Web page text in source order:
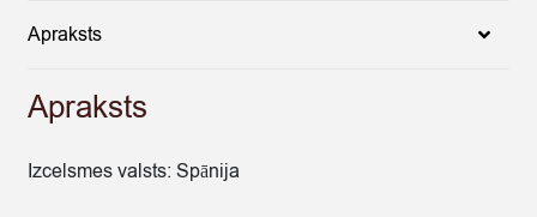
Apraksts
Apraksts
Izcelsmes valsts: Spānija